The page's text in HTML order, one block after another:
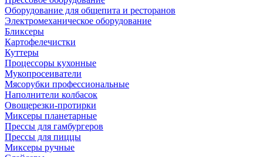
Оборудование для общепита и ресторанов
Электромеханическое оборудование
Бликсеры
Картофелечистки
Куттеры
Процессоры кухонные
Мукопросеиватели
Мясорубки профессиональные
Наполнители колбасок
Овощерезки-протирки
Миксеры планетарные
Прессы для гамбургеров
Прессы для пиццы
Миксеры ручные